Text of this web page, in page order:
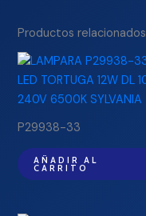
Productos relacionados
P29938-33
AÑADIR AL
CARRITO